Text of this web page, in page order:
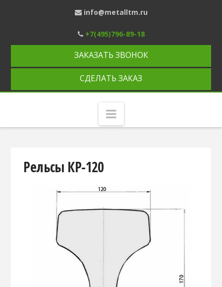
info@metalltm.ru
+7(495)796-89-18
ЗАКАЗАТЬ ЗВОНОК
СДЕЛАТЬ ЗАКАЗ
Навигация
Рельсы КР-120